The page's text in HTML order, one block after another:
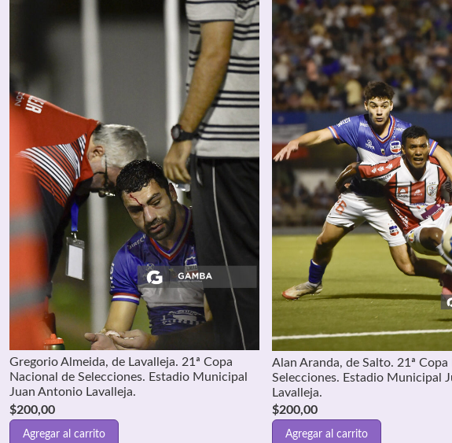
Gregorio Almeida, de Lavalleja. 21ª Copa
Nacional de Selecciones. Estadio Municipal
Juan Antonio Lavalleja.
$200,00
Agregar al carrito
Alan Aranda, de Salto. 21ª
Selecciones. Estadio Municipal
Lavalleja.
$200,00
Agregar al carrito